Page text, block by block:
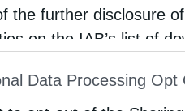
the further disclosure
on the IAB’s list of
of Downstream
Data Processing Opt